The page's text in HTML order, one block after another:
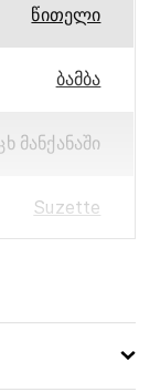
წითელი
ბამბა
მანქანაში
Suzette